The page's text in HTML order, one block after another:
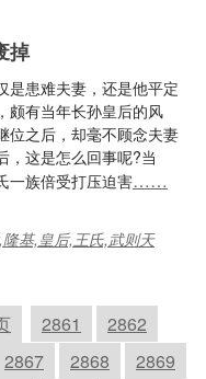
掉
是患难夫妻，还是他平定
颇有当年长孙皇后的风
位之后，却毫不顾念夫妻
，这是怎么回事呢?当
一族倍受打压迫害……
基,皇后,王氏,武则天
2861
2862
2867 2868
2869